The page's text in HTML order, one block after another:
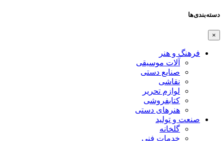
دسته‌بندی‌ها
×
فرهنگ و هنر
آلات موسیقی
صنایع دستی
نقاشی
لوازم تحریر
کتابفروشی
هنرهای دستی
صنعت و تولید
گلخانه
خدمات فنی